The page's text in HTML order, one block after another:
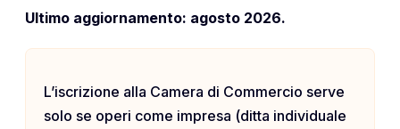
Ultimo aggiornamento: agosto 2026.
L’iscrizione alla Camera di Commercio serve
solo se operi come impresa (ditta individuale